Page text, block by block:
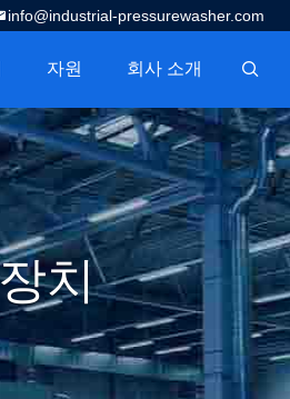
info@industrial-pressurewasher.com
자원 회사 소개
치